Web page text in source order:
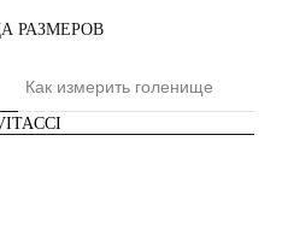
РАЗМЕРОВ
Как измерить голенище